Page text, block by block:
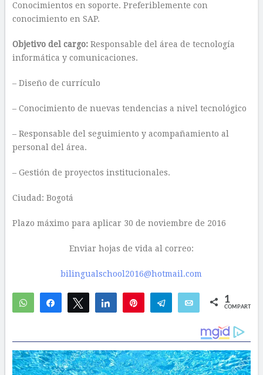
Conocimientos en soporte. Preferiblemente con
conocimiento en SAP.
Objetivo del cargo:Responsable del área de tecnología
informática y comunicaciones.
– Diseño de currículo
– Conocimiento de nuevas tendencias a nivel tecnológico
– Responsable del seguimiento y acompañamiento al
personal del área.
– Gestión de proyectos institucionales.
Ciudad: Bogotá
Plazo máximo para aplicar 30 de noviembre de 2016
Enviar hojas de vida al correo:
bilingualschool2016@hotmail.com
WhatsAppCompartirTwittear Compartir Telegram Email 1
COMPARTIR